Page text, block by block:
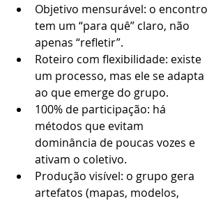
Objetivo mensurável: o encontro
tem um “para quê” claro, não
apenas “refletir”.
Roteiro com flexibilidade: existe
um processo, mas ele se adapta
ao que emerge do grupo.
100% de participação: há
métodos que evitam
dominância de poucas vozes e
ativam o coletivo.
Produção visível: o grupo gera
artefatos (mapas, modelos,